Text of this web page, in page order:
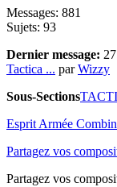
Messages: 881
Sujets: 93
Dernier message:
Tactica ... parWizzy
Sous-Sections
Esprit Armée
Partagez vos
Partagez vos